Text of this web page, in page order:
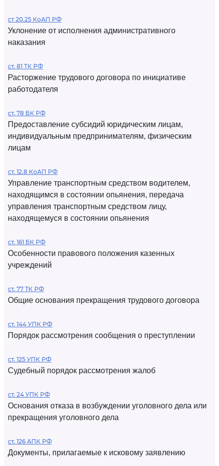
ст 20.25 КоАП РФ
Уклонение от исполнения административного
наказания
ст. 81 ТК РФ
Расторжение трудового договора по инициативе
работодателя
ст. 78 БК РФ
Предоставление субсидий юридическим лицам,
индивидуальным предпринимателям, физическим
лицам
ст. 12.8 КоАП РФ
Управление транспортным средством водителем,
находящимся в состоянии опьянения, передача
управления транспортным средством лицу,
находящемуся в состоянии опьянения
ст. 161 БК РФ
Особенности правового положения казенных
учреждений
ст. 77 ТК РФ
Общие основания прекращения трудового договора
ст. 144 УПК РФ
Порядок рассмотрения сообщения о преступлении
ст. 125 УПК РФ
Судебный порядок рассмотрения жалоб
ст. 24 УПК РФ
Основания отказа в возбуждении уголовного дела или
прекращения уголовного дела
ст. 126 АПК РФ
Документы, прилагаемые к исковому заявлению